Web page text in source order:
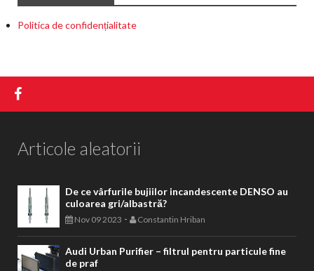
Politica de confidențialitate
Articole aleatorii
De ce vârfurile bujiilor incandescente DENSO au
culoarea gri/albastră?
Nov 09 2023 - Constantin Hriban
Audi Urban Purifier – filtrul pentru particule fine
de praf